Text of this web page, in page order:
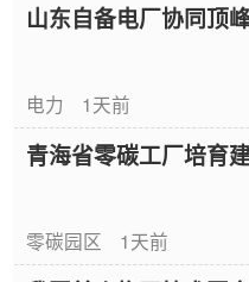
山东自备电厂协同顶
电力 1天前
青海省零碳工厂培育
零碳园区 1天前